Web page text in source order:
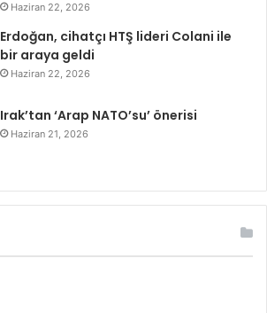
Haziran 22, 2026
Erdoğan, cihatçı HTŞ lideri Colani ile
bir araya geldi
Haziran 22, 2026
Irak’tan ‘Arap NATO’su’ önerisi
Haziran 21, 2026